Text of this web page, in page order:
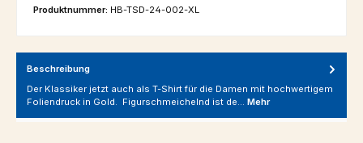
Produktnummer: HB-TSD-24-002-XL
Beschreibung
Der Klassiker jetzt auch als T-Shirt für die Damen mit hochwertigem
Foliendruck in Gold. Figurschmeichelnd ist de… Mehr